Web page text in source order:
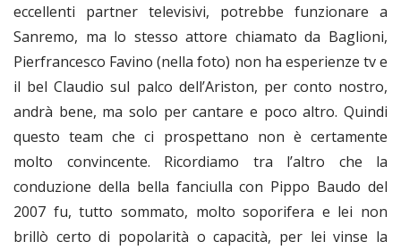
eccellenti partner televisivi, potrebbe funzionare a
Sanremo, ma lo stesso attore chiamato da Baglioni,
Pierfrancesco Favino (nella foto) non ha esperienze tv e
il bel Claudio sul palco dell’Ariston, per conto nostro,
andrà bene, ma solo per cantare e poco altro. Quindi
questo team che ci prospettano non è certamente
molto convincente. Ricordiamo tra l’altro che la
conduzione della bella fanciulla con Pippo Baudo del
2007 fu, tutto sommato, molto soporifera e lei non
brillò certo di popolarità o capacità, per lei vinse la